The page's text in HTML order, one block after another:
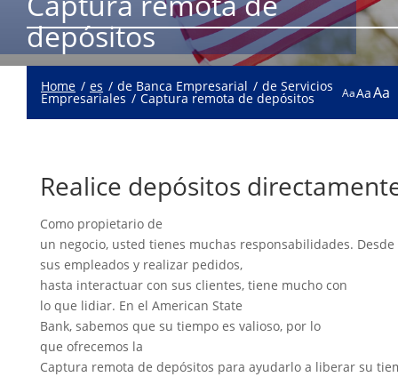
depósitos
Home es de Banca Empresarial de Servicios
Empresariales Captura remota de depósitos AaAaAa
Realice depósitos
Como propietario de
un negocio, usted tienes muchas responsabilidades.
sus empleados y realizar pedidos,
hasta interactuar con sus clientes, tiene mucho con
lo que lidiar. En el American State
Bank, sabemos que su tiempo es valioso, por lo
que ofrecemos la
Captura remota de depósitos para ayudarlo a liberar su